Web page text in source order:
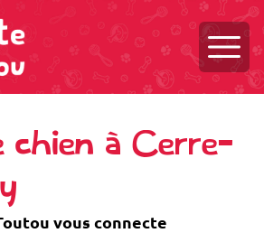
chien à Cerre-
vous connecte